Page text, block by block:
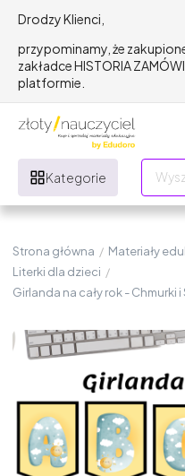
Drodzy Klienci,
przypominamy, że
zakładce HISTORIA
platformie.
Kategorie
Strona główna / Materiały
Literki dla dzieci /
Girlanda na cały rok - Chmurki